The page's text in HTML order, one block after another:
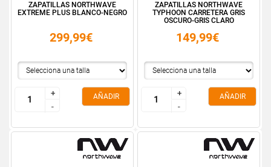
ZAPATILLAS NORTHWAVE
EXTREME PLUS BLANCO-NEGRO
299,99€
+
-
+
-
AÑADIR
ZAPATILLAS NORTHWAVE
TYPHOON CARRETERA GRIS
OSCURO-GRIS CLARO
149,99€
+
-
+
-
AÑADIR